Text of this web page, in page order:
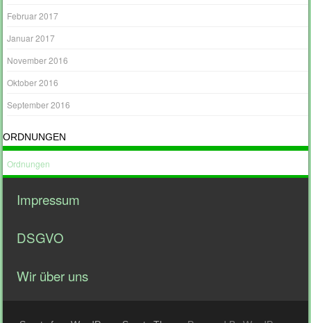
Februar 2017
Januar 2017
November 2016
Oktober 2016
September 2016
ORDNUNGEN
Ordnungen
Impressum
DSGVO
Wir über uns